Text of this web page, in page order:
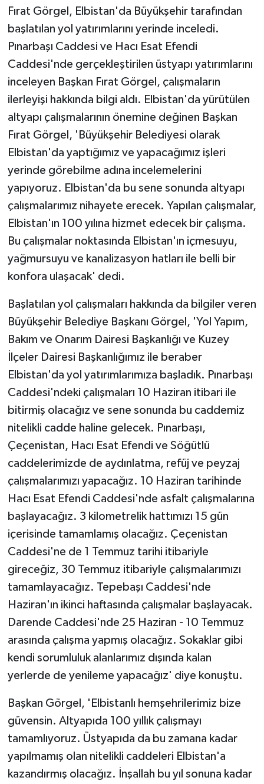
Fırat Görgel, Elbistan'da Büyükşehir tarafından
başlatılan yol yatırımlarını yerinde inceledi.
Pınarbaşı Caddesi ve Hacı Esat Efendi
Caddesi'nde gerçekleştirilen üstyapı yatırımlarını
inceleyen Başkan Fırat Görgel, çalışmaların
ilerleyişi hakkında bilgi aldı. Elbistan'da yürütülen
altyapı çalışmalarının önemine değinen Başkan
Fırat Görgel, 'Büyükşehir Belediyesi olarak
Elbistan'da yaptığımız ve yapacağımız işleri
yerinde görebilme adına incelemelerini
yapıyoruz. Elbistan'da bu sene sonunda altyapı
çalışmalarımız nihayete erecek. Yapılan çalışmalar,
Elbistan'ın 100 yılına hizmet edecek bir çalışma.
Bu çalışmalar noktasında Elbistan'ın içmesuyu,
yağmursuyu ve kanalizasyon hatları ile belli bir
konfora ulaşacak' dedi.
Başlatılan yol çalışmaları hakkında da bilgiler veren
Büyükşehir Belediye Başkanı Görgel, 'Yol Yapım,
Bakım ve Onarım Dairesi Başkanlığı ve Kuzey
İlçeler Dairesi Başkanlığımız ile beraber
Elbistan'da yol yatırımlarımıza başladık. Pınarbaşı
Caddesi'ndeki çalışmaları 10 Haziran itibari ile
bitirmiş olacağız ve sene sonunda bu caddemiz
nitelikli cadde haline gelecek. Pınarbaşı,
Çeçenistan, Hacı Esat Efendi ve Söğütlü
caddelerimizde de aydınlatma, refüj ve peyzaj
çalışmalarımızı yapacağız. 10 Haziran tarihinde
Hacı Esat Efendi Caddesi'nde asfalt çalışmalarına
başlayacağız. 3 kilometrelik hattımızı 15 gün
içerisinde tamamlamış olacağız. Çeçenistan
Caddesi'ne de 1 Temmuz tarihi itibariyle
gireceğiz, 30 Temmuz itibariyle çalışmalarımızı
tamamlayacağız. Tepebaşı Caddesi'nde
Haziran'ın ikinci haftasında çalışmalar başlayacak.
Darende Caddesi'nde 25 Haziran - 10 Temmuz
arasında çalışma yapmış olacağız. Sokaklar gibi
kendi sorumluluk alanlarımız dışında kalan
yerlerde de yenileme yapacağız' diye konuştu.
Başkan Görgel, 'Elbistanlı hemşehrilerimiz bize
güvensin. Altyapıda 100 yıllık çalışmayı
tamamlıyoruz. Üstyapıda da bu zamana kadar
yapılmamış olan nitelikli caddeleri Elbistan'a
kazandırmış olacağız. İnşallah bu yıl sonuna kadar